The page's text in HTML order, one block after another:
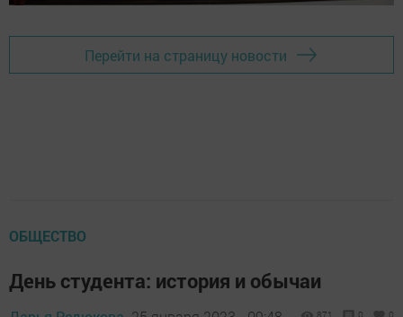
Перейти на страницу новости
ОБЩЕСТВО
День студента: история и обычаи